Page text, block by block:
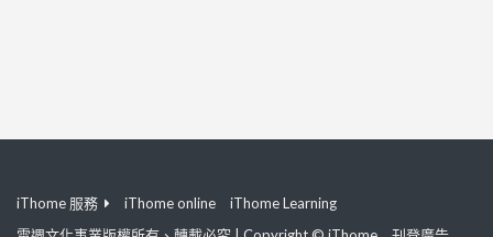
iThome 服務 iThome online
iThome Learning